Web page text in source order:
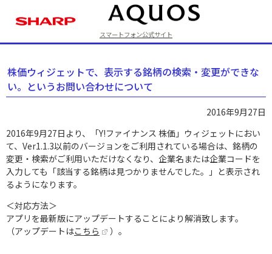
スマートフォン公式サイト
株価ウィジェットで、表示する銘柄の検索・変更ができな
い。というお問い合わせについて
2016年9月27日
2016年9月27日より、「Y!ファイナンス 株価」ウィジェットにおい
て、Ver1.1.3以前のバージョンをご利用されている場合は、銘柄の
変更・検索がご利用いただけなくなり、企業名または企業コードを
入力しても「該当する銘柄は見つかりませんでした。」と表示され
るようになります。
＜対応方法＞
アプリを最新版にアップデートすることにより解消致します。
（アップデートはこちら ）。